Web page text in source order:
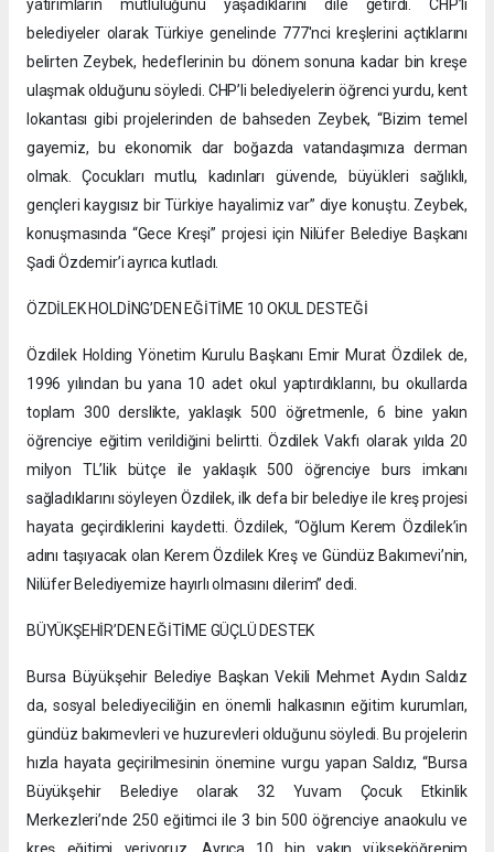
yatırımların mutluluğunu yaşadıklarını dile getirdi. CHP’li
belediyeler olarak Türkiye genelinde 777'nci kreşlerini açtıklarını
belirten Zeybek, hedeflerinin bu dönem sonuna kadar bin kreşe
ulaşmak olduğunu söyledi. CHP’li belediyelerin öğrenci yurdu, kent
lokantası gibi projelerinden de bahseden Zeybek, “Bizim temel
gayemiz, bu ekonomik dar boğazda vatandaşımıza derman
olmak. Çocukları mutlu, kadınları güvende, büyükleri sağlıklı,
gençleri kaygısız bir Türkiye hayalimiz var” diye konuştu. Zeybek,
konuşmasında “Gece Kreşi” projesi için Nilüfer Belediye Başkanı
Şadi Özdemir’i ayrıca kutladı.
ÖZDİLEK HOLDİNG’DEN EĞİTİME 10 OKUL DESTEĞİ
Özdilek Holding Yönetim Kurulu Başkanı Emir Murat Özdilek de,
1996 yılından bu yana 10 adet okul yaptırdıklarını, bu okullarda
toplam 300 derslikte, yaklaşık 500 öğretmenle, 6 bine yakın
öğrenciye eğitim verildiğini belirtti. Özdilek Vakfı olarak yılda 20
milyon TL’lik bütçe ile yaklaşık 500 öğrenciye burs imkanı
sağladıklarını söyleyen Özdilek, ilk defa bir belediye ile kreş projesi
hayata geçirdiklerini kaydetti. Özdilek, “Oğlum Kerem Özdilek’in
adını taşıyacak olan Kerem Özdilek Kreş ve Gündüz Bakımevi’nin,
Nilüfer Belediyemize hayırlı olmasını dilerim” dedi.
BÜYÜKŞEHİR’DEN EĞİTİME GÜÇLÜ DESTEK
Bursa Büyükşehir Belediye Başkan Vekili Mehmet Aydın Saldız
da, sosyal belediyeciliğin en önemli halkasının eğitim kurumları,
gündüz bakımevleri ve huzurevleri olduğunu söyledi. Bu projelerin
hızla hayata geçirilmesinin önemine vurgu yapan Saldız, “Bursa
Büyükşehir Belediye olarak 32 Yuvam Çocuk Etkinlik
Merkezleri’nde 250 eğitimci ile 3 bin 500 öğrenciye anaokulu ve